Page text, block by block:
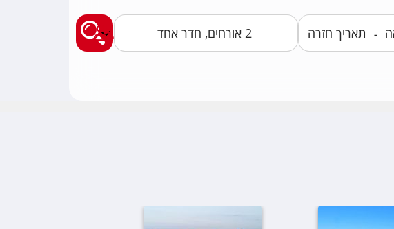
-
מצאו לי חבילות